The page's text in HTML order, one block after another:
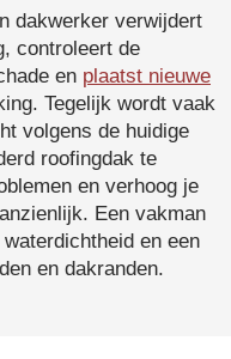
dakwerker verwijdert
controleert de
en plaatst nieuwe
Tegelijk wordt vaak
volgens de huidige
roofingdak te
en verhoog je
Een vakman
en een
en dakranden.